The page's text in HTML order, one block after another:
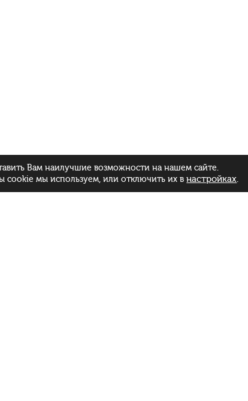
Вам наилучшие возможности на нашем сайте.
cookie мы используем, или отключить их внастройках